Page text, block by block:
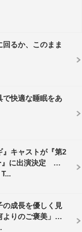
「私が幼い頃から
揺るぎのない経験
とのお芝居で、泣
の日々が待ち遠し
共演ですが、真っ
、ご一緒できるこ
生の中で唯一無二
り越える仲間とし
ら2人の物語の温
趣里と新キャスト
回るか、このまま
で快適な睡眠をあ
』キャストが『第2
』に出演決定 ス
の成長を優しく見
りのご褒美」